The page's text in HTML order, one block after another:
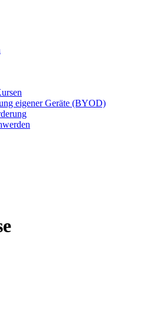
eigener Geräte (BYOD)